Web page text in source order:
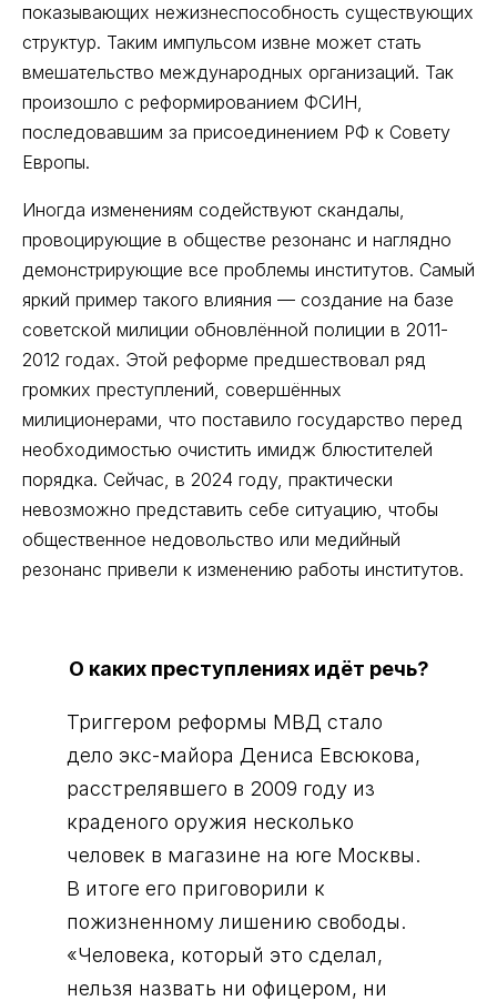
показывающих нежизнеспособность существующих
структур. Таким импульсом извне может стать
вмешательство международных организаций. Так
произошло с реформированием ФСИН,
последовавшим за присоединением РФ к Совету
Европы.
Иногда изменениям содействуют скандалы,
провоцирующие в обществе резонанс и наглядно
демонстрирующие все проблемы институтов. Самый
яркий пример такого влияния — создание на базе
советской милиции обновлённой полиции в 2011-
2012 годах. Этой реформе предшествовал ряд
громких преступлений, совершённых
милиционерами, что поставило государство перед
необходимостью очистить имидж блюстителей
порядка. Сейчас, в 2024 году, практически
невозможно представить себе ситуацию, чтобы
общественное недовольство или медийный
резонанс привели к изменению работы институтов.
О каких преступлениях идёт речь?
Триггером реформы МВД стало
дело экс-майора Дениса Евсюкова,
расстрелявшего в 2009 году из
краденого оружия несколько
человек в магазине на юге Москвы.
В итоге его приговорили к
пожизненному лишению свободы.
«Человека, который это сделал,
нельзя назвать ни офицером, ни